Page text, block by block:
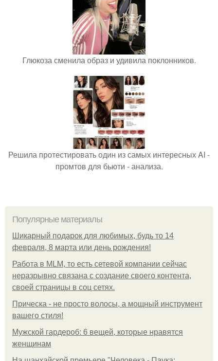
Глюкоза сменила образ и удивила поклонников.
Решила протестировать один из самых интересных AI -
промтов для бьюти - анализа.
Популярные материалы
Шикарный подарок для любимых, будь то 14
февраля, 8 марта или день рождения!
Работа в MLM, то есть сетевой компании сейчас
неразрывно связана с создание своего контента,
своей страницы в соц сетях.
Прическа - не просто волосы, а мощный инструмент
вашего стиля!
Мужской гардероб: 6 вещей, которые нравятся
женщинам